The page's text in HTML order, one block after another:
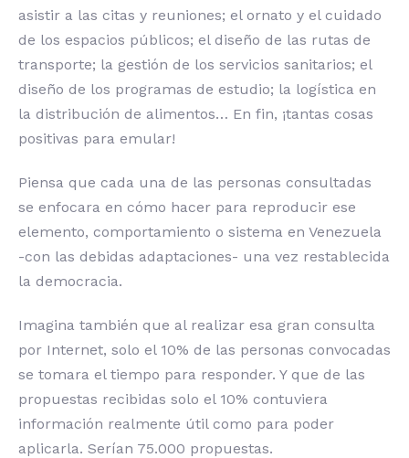
asistir a las citas y reuniones; el ornato y el cuidado
de los espacios públicos; el diseño de las rutas de
transporte; la gestión de los servicios sanitarios; el
diseño de los programas de estudio; la logística en
la distribución de alimentos… En fin, ¡tantas cosas
positivas para emular!
Piensa que cada una de las personas consultadas
se enfocara en cómo hacer para reproducir ese
elemento, comportamiento o sistema en Venezuela
-con las debidas adaptaciones- una vez restablecida
la democracia.
Imagina también que al realizar esa gran consulta
por Internet, solo el 10% de las personas convocadas
se tomara el tiempo para responder. Y que de las
propuestas recibidas solo el 10% contuviera
información realmente útil como para poder
aplicarla. Serían 75.000 propuestas.